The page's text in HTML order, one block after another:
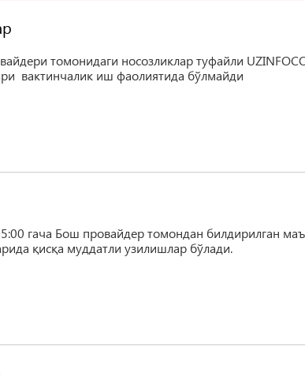
томонидаги носозликлар туфайли
вактинчалик иш фаолиятида бўлмайди
гача Бош провайдер томондан билдирилган
қисқа муддатли узилишлар бўлади.